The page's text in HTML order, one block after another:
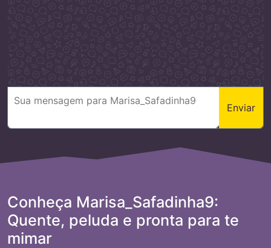
Enviar
Conheça Marisa_Safadinha9:
Quente, peluda e pronta para te
mimar